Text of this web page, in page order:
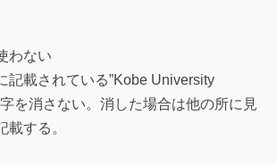
わない
記載されている”Kobe University
字を消さない。消した場合は他の所に見
載する。